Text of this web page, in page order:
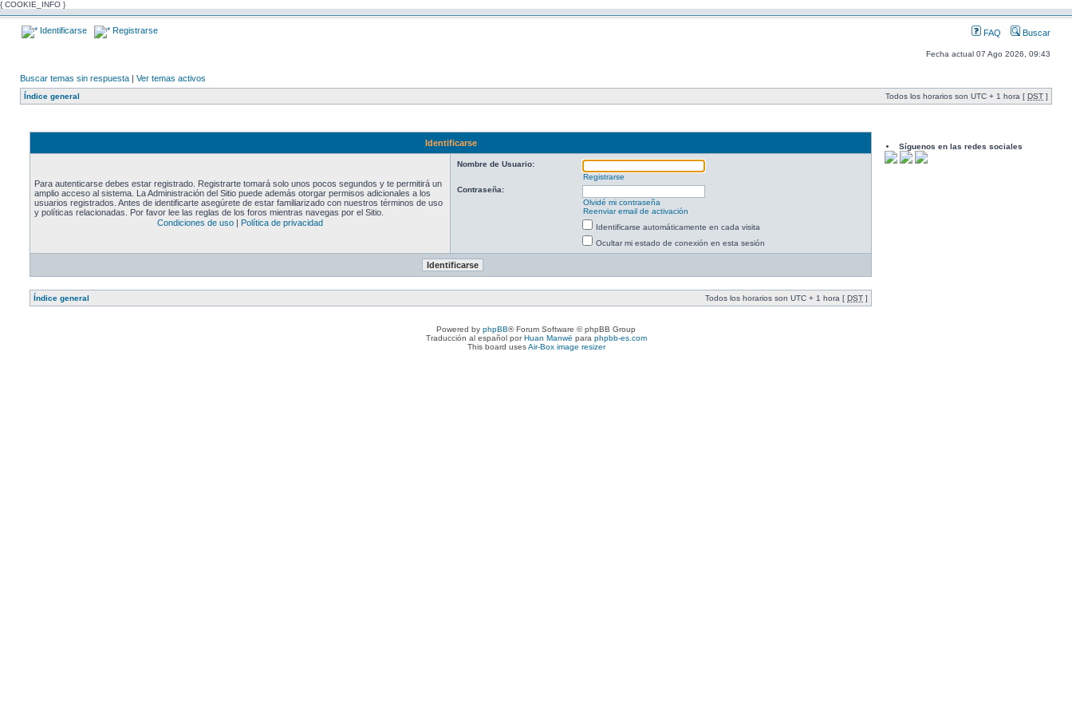
{ COOKIE_INFO }
Identificarse Registrarse FAQ Buscar
Fecha actual 07 Ago 2026, 09:43
Buscar temas sin respuesta | Ver temas activos
Índice general Todos los horarios son UTC + 1 hora [ DST ]
Identificarse
Para autenticarse debes estar registrado. Registrarte tomará solo unos pocos segundos y te permitirá un
amplio acceso al sistema. La Administración del Sitio puede además otorgar permisos adicionales a los
usuarios registrados. Antes de identificarte asegúrete de estar familiarizado con nuestros términos de uso
y políticas relacionadas. Por favor lee las reglas de los foros mientras navegas por el Sitio.
Condiciones de uso | Política de privacidad
Nombre de Usuario:
Registrarse
Contraseña:
Olvidé mi contraseña
Reenviar email de activación
Identificarse automáticamente en cada visita
Ocultar mi estado de conexión en esta sesión
Índice general Todos los horarios son UTC + 1 hora [ DST ]
Síguenos en las redes sociales
Powered by phpBB® Forum Software © phpBB Group
Traducción al español porHuan Manwë para phpbb-es.com
This board usesAir-Box image resizer